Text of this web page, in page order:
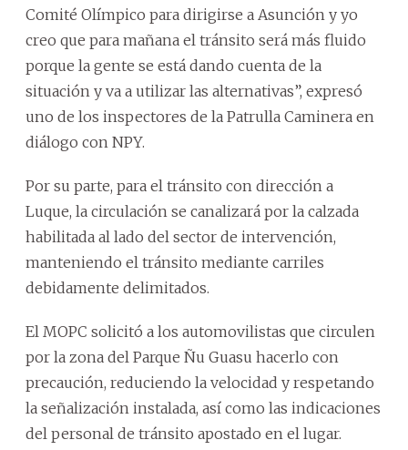
Comité Olímpico para dirigirse a Asunción y yo
creo que para mañana el tránsito será más fluido
porque la gente se está dando cuenta de la
situación y va a utilizar las alternativas”, expresó
uno de los inspectores de la Patrulla Caminera en
diálogo con NPY.
Por su parte, para el tránsito con dirección a
Luque, la circulación se canalizará por la calzada
habilitada al lado del sector de intervención,
manteniendo el tránsito mediante carriles
debidamente delimitados.
El MOPC solicitó a los automovilistas que circulen
por la zona del Parque Ñu Guasu hacerlo con
precaución, reduciendo la velocidad y respetando
la señalización instalada, así como las indicaciones
del personal de tránsito apostado en el lugar.